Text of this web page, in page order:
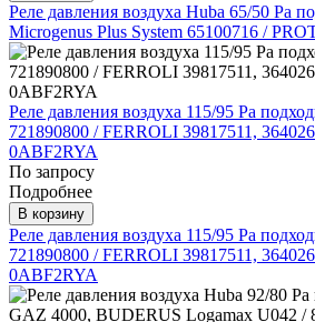
Реле давления воздуха Huba 65/50 Pa
Microgenus Plus System 65100716 /
Реле давления воздуха 115/95 Pa
721890800 / FERROLI 39817511,
0ABF2RYA
По запросу
Подробнее
В корзину
Реле давления воздуха 115/95 Pa
721890800 / FERROLI 39817511,
0ABF2RYA